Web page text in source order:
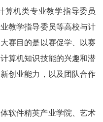
算机类专业教学指导委员
教学指导委员等高校与计
赛目的是以赛促学、以赛
算机知识技能的兴趣和潜
创业能力，以及团队合作
软件精英产业学院、艺术